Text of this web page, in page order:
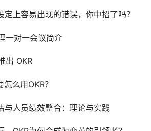
定上容易出现的错误，你中招了吗？
一对一会议简介
出 OKR
么用OKR？
与人员绩效整合：理论与实践